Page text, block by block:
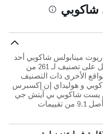
شاكوبي
مينابولس شاكوبي أحد
أشهر الفنادق في شاكوبي وقد حصل على تصنيف لـ 261 من
8.2/10.تشمل المواقع الأخرى ذات التصنيف
و هوليداي إن إكسبرس
يست شاكوبي بي آيتش جي
واللذين حصلا على تصنيف 8.8 من أصل 9.1 من تقييمات